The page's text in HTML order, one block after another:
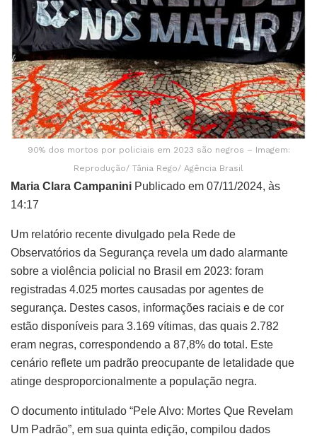
90% dos mortos por policiais em 2023 são negros – Imagem:
Reprodução/ Tânia Rego/ Agência Brasil
Maria Clara Campanini Publicado em 07/11/2024, às
14:17
Um relatório recente divulgado pela Rede de
Observatórios da Segurança revela um dado alarmante
sobre a violência policial no Brasil em 2023: foram
registradas 4.025 mortes causadas por agentes de
segurança. Destes casos, informações raciais e de cor
estão disponíveis para 3.169 vítimas, das quais 2.782
eram negras, correspondendo a 87,8% do total. Este
cenário reflete um padrão preocupante de letalidade que
atinge desproporcionalmente a população negra.
O documento intitulado “Pele Alvo: Mortes Que Revelam
Um Padrão”, em sua quinta edição, compilou dados